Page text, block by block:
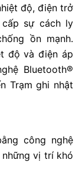
độ, điện trở
sự cách ly
ồn mạnh.
độ và điện áp
Bluetooth®
Trạm ghi nhật
công nghệ
vị trí khó